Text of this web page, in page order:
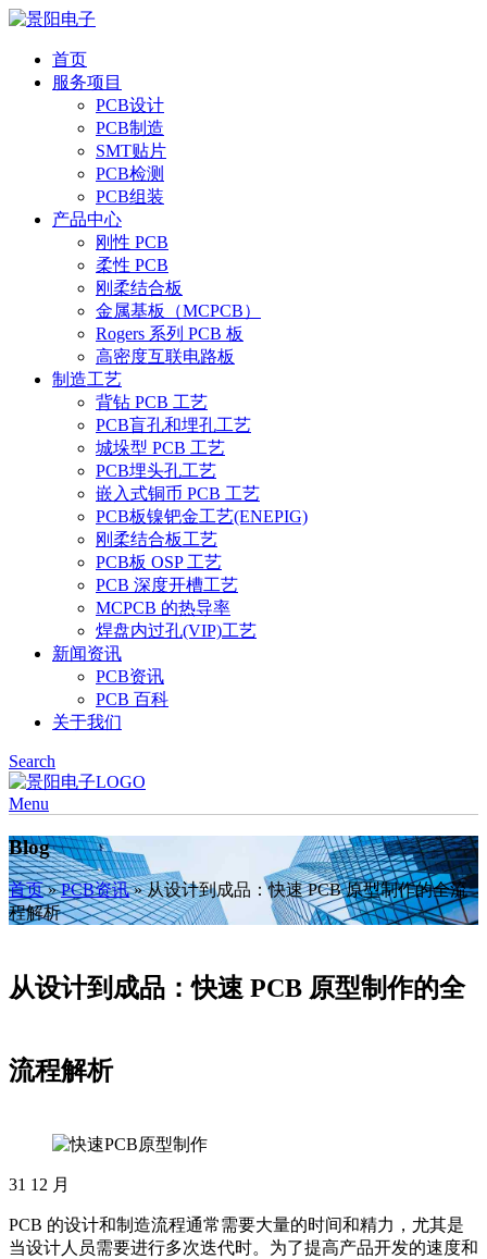
首页
服务项目
PCB设计
PCB制造
SMT贴片
PCB检测
PCB组装
产品中心
刚性 PCB
柔性 PCB
刚柔结合板
金属基板（MCPCB）
Rogers 系列 PCB 板
高密度互联电路板
制造工艺
背钻 PCB 工艺
PCB盲孔和埋孔工艺
城垛型 PCB 工艺
PCB埋头孔工艺
嵌入式铜币 PCB 工艺
PCB板镍钯金工艺(ENEPIG)
刚柔结合板工艺
PCB板 OSP 工艺
PCB 深度开槽工艺
MCPCB 的热导率
焊盘内过孔(VIP)工艺
新闻资讯
PCB资讯
PCB 百科
关于我们
Search
Menu
Blog
首页»PCB资讯»从设计到成品：快速 PCB 原型制作的全流
程解析
从设计到成品：快速 PCB 原型制作的全
流程解析
31 12 月
PCB 的设计和制造流程通常需要大量的时间和精力，尤其是
当设计人员需要进行多次迭代时。为了提高产品开发的速度和